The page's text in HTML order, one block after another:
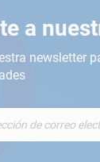
a
newsletter